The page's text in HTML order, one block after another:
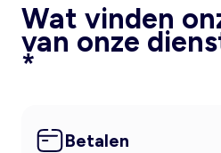
Wat vinden
van onze
*
Betalen